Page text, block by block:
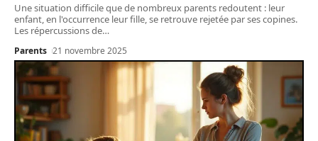
Une situation difficile que de nombreux parents redoutent : leur
enfant, en l'occurrence leur fille, se retrouve rejetée par ses copines.
Les répercussions de…
Parents 21 novembre 2025